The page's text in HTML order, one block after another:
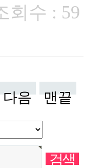
수 : 59
다음 맨끝